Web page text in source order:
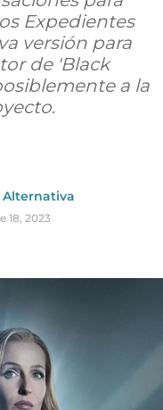
Expedientes
versión para
de 'Black
a la
Alternativa
18, 2023